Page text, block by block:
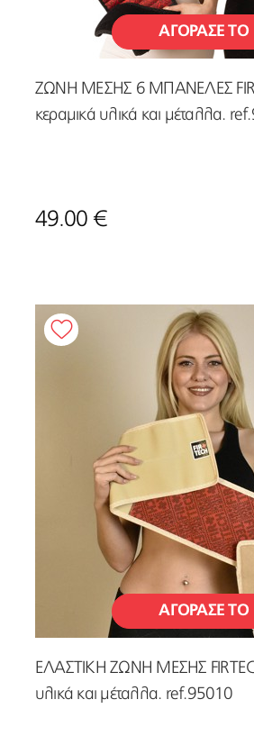
ΑΓΟΡΑΣΕ ΤΟ
ΖΩΝΗ ΜΕΣΗΣ 6 ΜΠΑΝΕΛΕΣ
κεραμικά υλικά και μέταλλα.
49.00 €
ΑΓΟΡΑΣΕ ΤΟ
ΕΛΑΣΤΙΚΗ ΖΩΝΗ ΜΕΣΗΣ
υλικά και μέταλλα. ref.95010